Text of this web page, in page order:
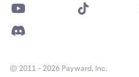
© 2011 - 2026 Payward, Inc.